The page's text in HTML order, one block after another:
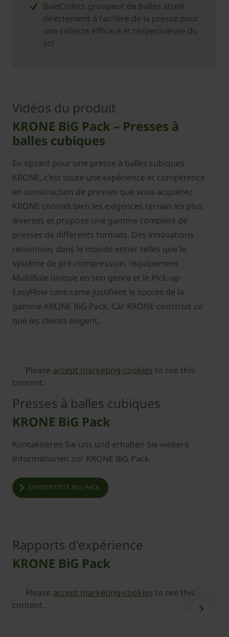
BaleCollect groupeur de balles attelé
directement à l'arrière de la presse pour
une collecte efficace et respectueuse du
sol
Vidéos du produit
KRONE BiG Pack – Presses à
balles cubiques
En optant pour une presse à balles cubiques
KRONE, c’est toute une expérience et compétence
en construction de presses que vous acquérez.
KRONE connaît bien les exigences terrain les plus
diverses et propose une gamme complète de
presses de différents formats. Des innovations
reconnues dans le monde entier telles que le
système de pré-compression, l‘équipement
MultiBale unique en son genre et le Pick-up
EasyFlow sans came justifient le succès de la
gamme KRONE BiG Pack. Car KRONE construit ce
que les clients exigent.
Please accept marketing-cookies to see this
content.
Presses à balles cubiques
KRONE BiG Pack
Kontaktieren Sie uns und erhalten Sie weitere
Informationen zur KRONE BiG Pack.
SONDERSEITE BIG PACK
Rapports d'expérience
KRONE BiG Pack
Please accept marketing-cookies to see this
content.